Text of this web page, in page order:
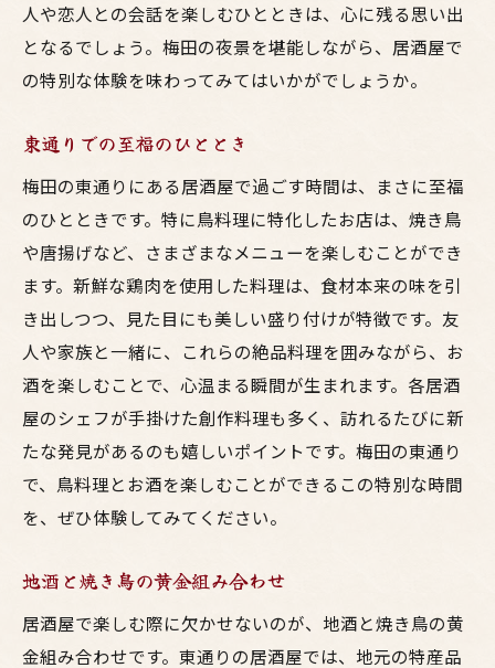
人や恋人との会話を楽しむひとときは、心に残る思い出
となるでしょう。梅田の夜景を堪能しながら、居酒屋で
の特別な体験を味わってみてはいかがでしょうか。
東通りでの至福のひととき
梅田の東通りにある居酒屋で過ごす時間は、まさに至福
のひとときです。特に鳥料理に特化したお店は、焼き鳥
や唐揚げなど、さまざまなメニューを楽しむことができ
ます。新鮮な鶏肉を使用した料理は、食材本来の味を引
き出しつつ、見た目にも美しい盛り付けが特徴です。友
人や家族と一緒に、これらの絶品料理を囲みながら、お
酒を楽しむことで、心温まる瞬間が生まれます。各居酒
屋のシェフが手掛けた創作料理も多く、訪れるたびに新
たな発見があるのも嬉しいポイントです。梅田の東通り
で、鳥料理とお酒を楽しむことができるこの特別な時間
を、ぜひ体験してみてください。
地酒と焼き鳥の黄金組み合わせ
居酒屋で楽しむ際に欠かせないのが、地酒と焼き鳥の黄
金組み合わせです。東通りの居酒屋では、地元の特産品